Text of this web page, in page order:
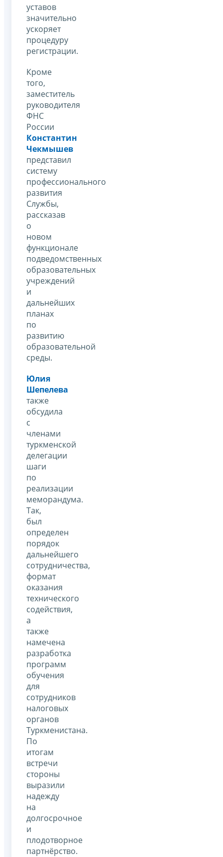
уставов
значительно
ускоряет
процедуру
регистрации.
Кроме
того,
заместитель
руководителя
ФНС
России
Константин
Чекмышев
представил
систему
профессионального
развития
Службы,
рассказав
о
новом
функционале
подведомственных
образовательных
учреждений
и
дальнейших
планах
по
развитию
образовательной
среды.
Юлия
Шепелева
также
обсудила
с
членами
туркменской
делегации
шаги
по
реализации
меморандума.
Так,
был
определен
порядок
дальнейшего
сотрудничества,
формат
оказания
технического
содействия,
а
также
намечена
разработка
программ
обучения
для
сотрудников
налоговых
органов
Туркменистана.
По
итогам
встречи
стороны
выразили
надежду
на
долгосрочное
и
плодотворное
партнёрство.